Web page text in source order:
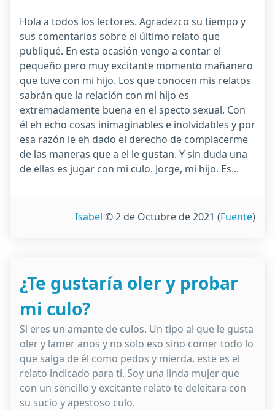
Hola a todos los lectores. Agradezco su tiempo y
sus comentarios sobre el último relato que
publiqué. En esta ocasión vengo a contar el
pequeño pero muy excitante momento mañanero
que tuve con mi hijo. Los que conocen mis relatos
sabrán que la relación con mi hijo es
extremadamente buena en el specto sexual. Con
él eh echo cosas inimaginables e inolvidables y por
esa razón le eh dado el derecho de complacerme
de las maneras que a el le gustan. Y sin duda una
de ellas es jugar con mi culo. Jorge, mi hijo. Es...
Isabel © 2 de Octubre de 2021 (Fuente)
¿Te gustaría oler y probar
mi culo?
Si eres un amante de culos. Un tipo al que le gusta
oler y lamer anos y no solo eso sino comer todo lo
que salga de él como pedos y mierda, este es el
relato indicado para ti. Soy una linda mujer que
con un sencillo y excitante relato te deleitara con
su sucio y apestoso culo.